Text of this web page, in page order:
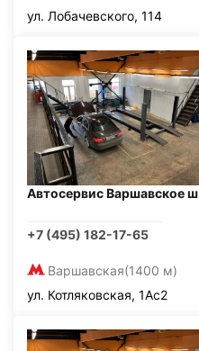
ул. Лобачевского, 114
Автосервис Варшавское ш
+7 (495) 182-17-65
Варшавская(1400 м)
ул. Котляковская, 1Ас2